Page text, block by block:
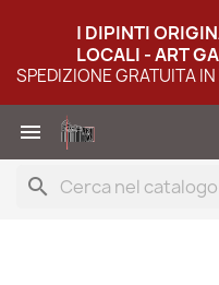
| DIPINTI
LOCALI - ART
SPEDIZIONE GRATUITA

search